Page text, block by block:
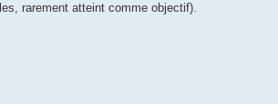
rarement atteint comme objectif).